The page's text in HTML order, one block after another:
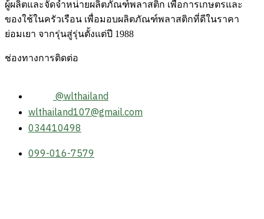
ผู้ผลิตและจัดจำหน่ายผลิตภัณฑ์พลาสติก เพื่อการเกษตรและ
ของใช้ในครัวเรือน เพื่อมอบผลิตภัณฑ์พลาสติกที่ดีในราคา
ย่อมเยา จากรุ่นสู่รุ่นตั้งแต่ปี 1988
ช่องทางการติดต่อ
@wlthailand
wlthailand107@gmail.com
034410498
099-016-7579